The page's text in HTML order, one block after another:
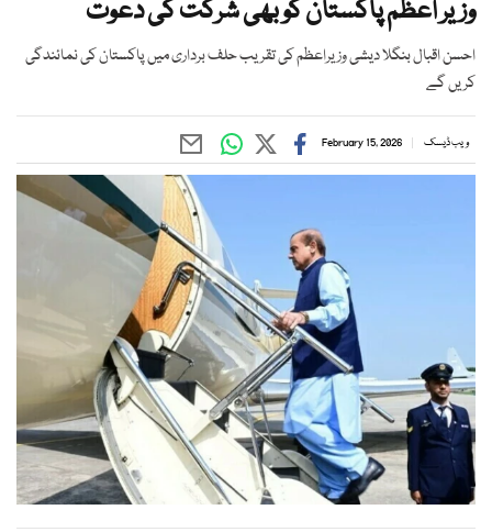
وزیر اعظم پاکستان کو بھی شرکت کی دعوت
احسن اقبال بنگلا دیشی وزیراعظم کی تقریب حلف برداری میں پاکستان کی نمائندگی
کریں گے
ویب ڈیسک February 15, 2026